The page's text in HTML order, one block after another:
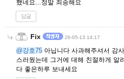
했네요...정말 죄송해요
답글
Fix 26-05-13 14:17
@강호75 아닙니다 사과해주셔서 감
스러웠는데 그거에 대해 친절하게 알
다 좋은하루 보내세요